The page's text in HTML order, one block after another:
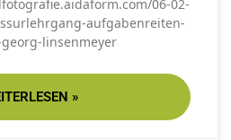
06-02-
aufgabenreiten-
linsenmeyer
»